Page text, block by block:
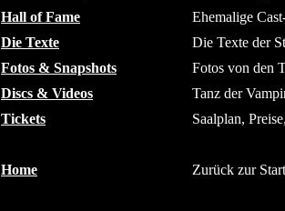
Hall of Fame
Ehemalige
Die Texte
Die Texte der
Fotos & Snapshots
Fotos von den
Discs & Videos
Tanz der
Tickets
Saalplan,
Home Zurück zur